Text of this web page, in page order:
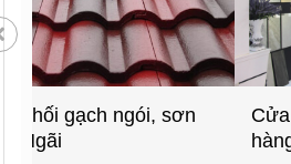
Cửa hàng vật liệu xây dựng
hàng đầu Quảng Ngãi